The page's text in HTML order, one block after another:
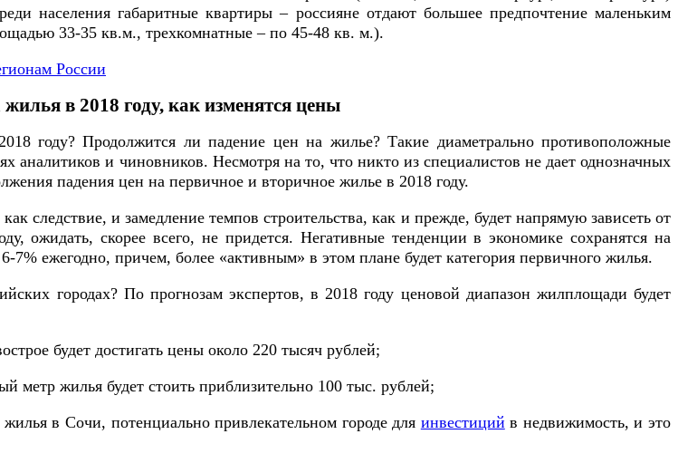
населения габаритные квартиры – россияне отдают большее предпочтение маленьким
33-35 кв.м., трехкомнатные – по 45-48 кв. м.).
России
в 2018 году, как изменятся цены
году? Продолжится ли падение цен на жилье? Такие диаметрально противоположные
и чиновников. Несмотря на то, что никто из специалистов не дает однозначных
падения цен на первичное и вторичное жилье в 2018 году.
следствие, и замедление темпов строительства, как и прежде, будет напрямую зависеть от
ожидать, скорее всего, не придется. Негативные тенденции в экономике сохранятся на
ежегодно, причем, более «активным» в этом плане будет категория первичного жилья.
городах? По прогнозам экспертов, в 2018 году ценовой диапазон жилплощади будет
будет достигать цены около 220 тысяч рублей;
метр жилья будет стоить приблизительно 100 тыс. рублей;
в Сочи, потенциально привлекательном городе для инвестиций в недвижимость, и это